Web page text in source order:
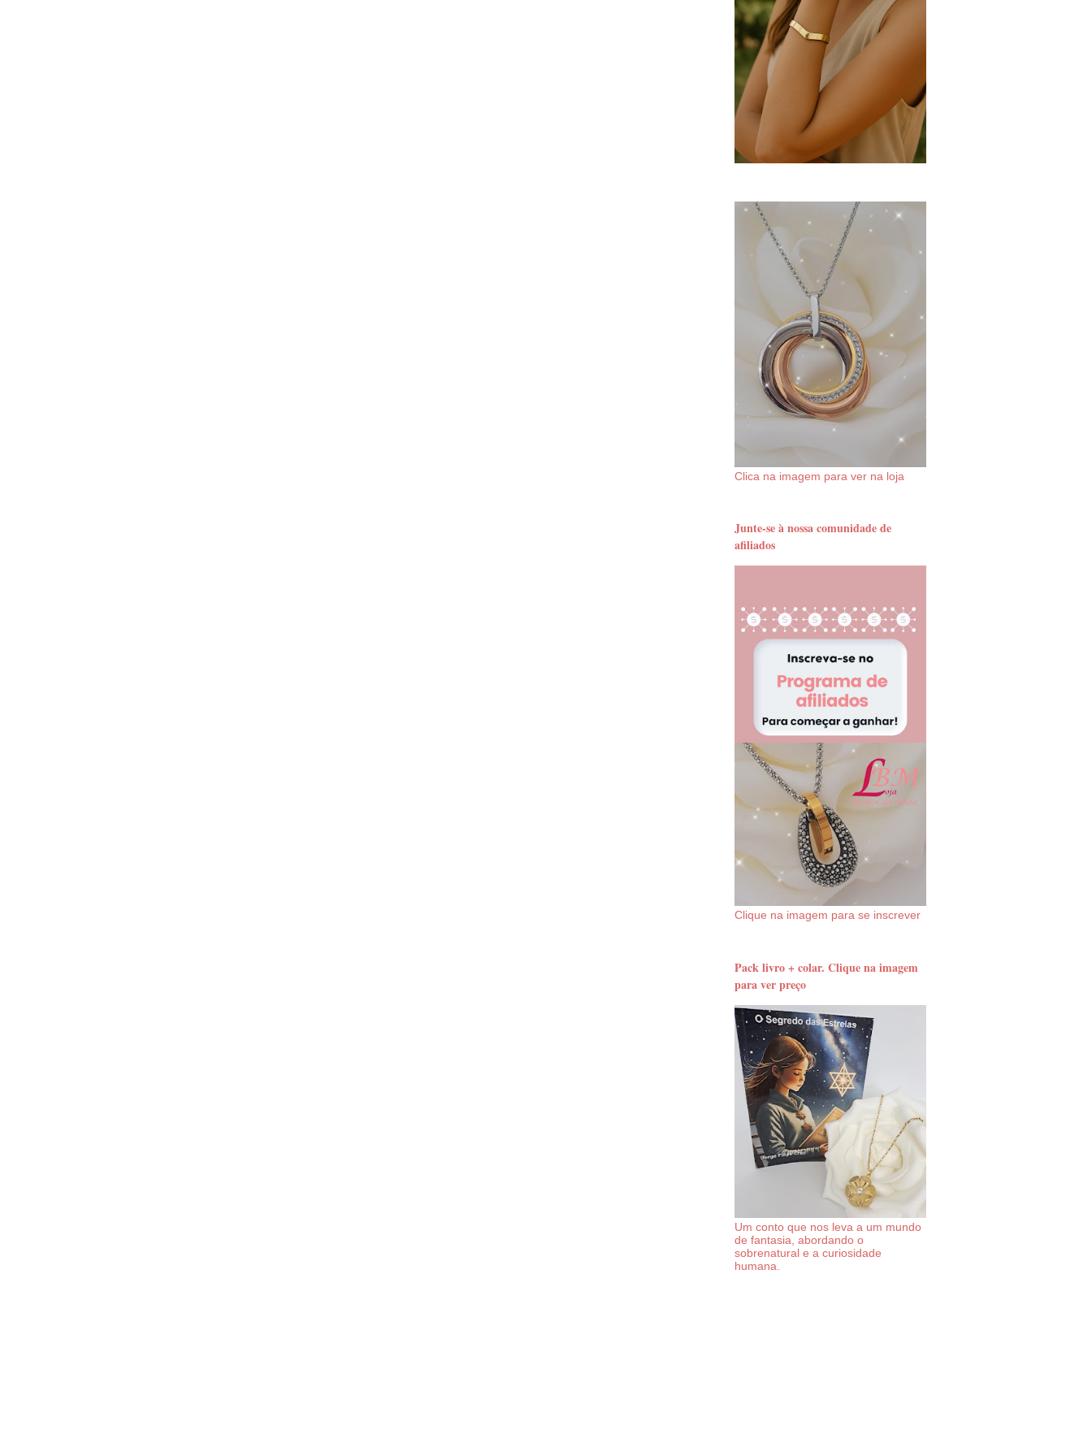
Clica na imagem para ver na loja
Junte-se à nossa comunidade de
afiliados
Clique na imagem para se inscrever
Pack livro + colar. Clique na imagem
para ver preço
Um conto que nos leva a um mundo
de fantasia, abordando o
sobrenatural e a curiosidade
humana.